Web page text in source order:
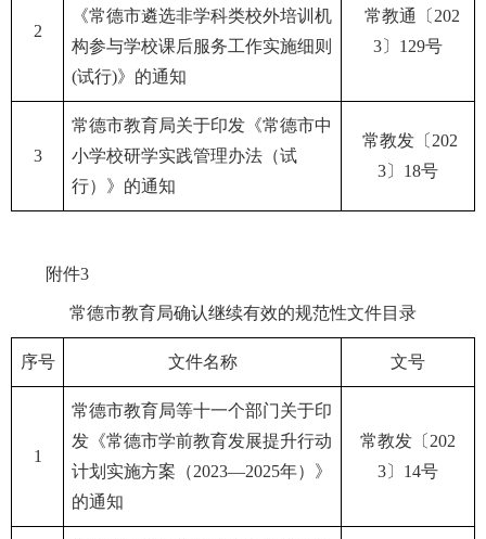
2
《常德市遴选非学科类校外培训机
构参与学校课后服务工作实施细则
(试行)》的通知
常教通〔202
3〕129号
3
常德市教育局关于印发《常德市中
小学校研学实践管理办法（试
行）》的通知
常教发〔202
3〕18号
附件3
常德市教育局确认继续有效的规范性文件目录
序号 文件名称 文号
1
常德市教育局等十一个部门关于印
发《常德市学前教育发展提升行动
计划实施方案（2023—2025年）》
的通知
常教发〔202
3〕14号